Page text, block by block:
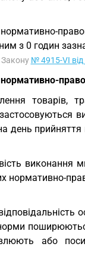
з 0 годин
Закону № 4915-VI
товарів,
день
виконання
нормативно-
або